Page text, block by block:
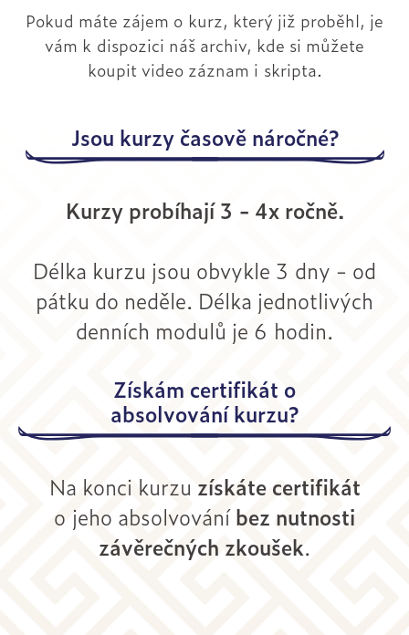
Pokud máte zájem o kurz, který již proběhl, je
vám k dispozici náš archiv, kde si můžete
koupit video záznam i skripta.
Jsou kurzy časově náročné?
Kurzy probíhají 3 - 4x ročně.
Délka kurzu jsou obvykle 3 dny - od
pátku do neděle. Délka jednotlivých
denních modulů je 6 hodin.
Získám certifikát o
absolvování kurzu?
Na konci kurzu získáte certifikát
o jeho absolvováníbez nutnosti
závěrečných zkoušek.